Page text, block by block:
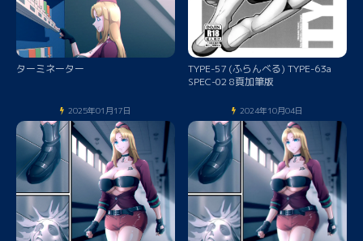
ターミネーター
TYPE-57 (ふらんべる) TYPE-63a
SPEC-02 8頁加筆版
2025年01月17日 2024年10月04日